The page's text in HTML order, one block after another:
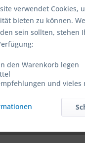
Set à 10Stk. 100A
verwendet Cookies,
bieten zu können.
sein sollten, stehen
den Warenkorb legen
und vieles